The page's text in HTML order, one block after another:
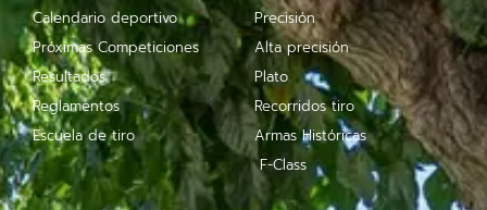
Calendario deportivo
Próximas Competiciones
Resultados
Reglamentos
Escuela de tiro
Precisión
Alta precisión
Plato
Recorridos tiro
Armas Históricas
F-Class